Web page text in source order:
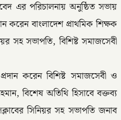
এর পরিচালনায় অনুষ্ঠিত সভায়
করেন বাংলাদেশ প্রাথমিক শিক্ষক
সহ সভাপতি, বিশিষ্ট সমাজসেবী
করেন বিশিষ্ট সমাজসেবী ও
বিশেষ অতিথি হিসাবে বক্তব্য
সিনিয়র সহ সভাপতি জনাব